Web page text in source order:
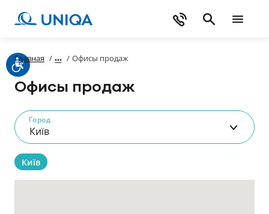
Главная / / Офисы продаж
Офисы продаж
Город
Київ
Київ